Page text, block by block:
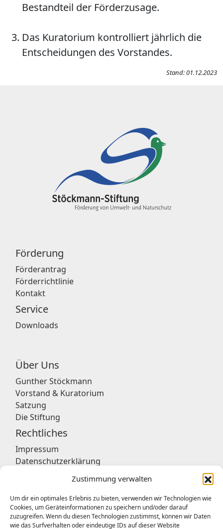
Zustimmung verwalten
Um dir ein optimales Erlebnis zu bieten, verwenden wir Technologien wie
Cookies, um Geräteinformationen zu speichern und/oder darauf
zuzugreifen. Wenn du diesen Technologien zustimmst, können wir Daten
wie das Surfverhalten oder eindeutige IDs auf dieser Website
Bestandteil der Förderzusage.
Das Kuratorium kontrolliert jährlich die
Entscheidungen des Vorstandes.
Stand: 01.12.2023
Förderung
Förderantrag
Förderrichtlinie
Kontakt
Service
Downloads
Über Uns
Gunther Stöckmann
Vorstand & Kuratorium
Satzung
Die Stiftung
Rechtliches
Impressum
Datenschutzerklärung
Geschäftsstelle
Deutsches Stiftungszentrum GmbH